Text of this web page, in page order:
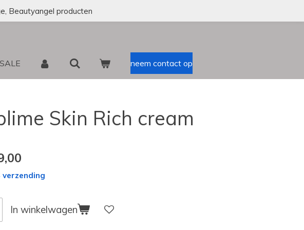
Beautyangel producten
SALE neem contact op
Skin Rich cream
verzending
In winkelwagen